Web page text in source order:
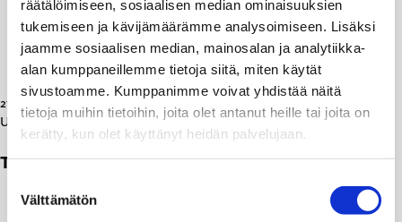
räätälöimiseen, sosiaalisen median ominaisuuksien
tukemiseen ja kävijämäärämme analysoimiseen. Lisäksi
jaamme sosiaalisen median, mainosalan ja analytiikka-
alan kumppaneillemme tietoja siitä, miten käytät
sivustoamme. Kumppanimme voivat yhdistää näitä
tietoja muihin tietoihin, joita olet antanut heille tai joita on
kerätty, kun olet käyttänyt heidän palvelujaan.
valinta
Välttämätön
27.01.2010
Uutiset
Tuore tutkimus: Ulkoistaminen tuo lisäkustannuksia